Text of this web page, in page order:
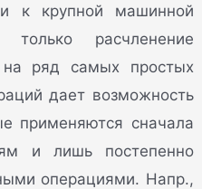
к крупной машинной
только расчленение
на ряд самых простых
дает возможность
применяются сначала
и лишь постепенно
операциями. Напр.,